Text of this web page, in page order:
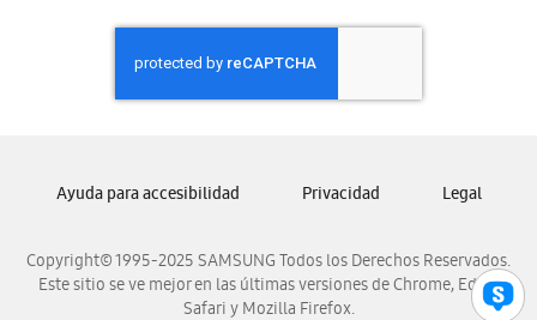
Samsung Honduras
Samsung Nicaragua
Samsung Panamá
Samsung Venezuela
Copyright© 1995-2025 SAMSUNG Todos los Derechos Reservados.
Este sitio se ve mejor en las últimas versiones de Chrome, Edge,
Safari y Mozilla Firefox.
Ayuda para accesibilidad Privacidad Legal